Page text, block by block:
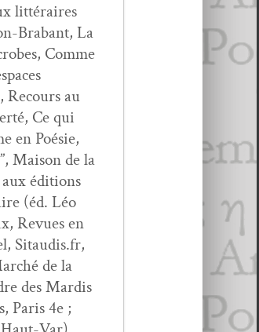
lit­téraires
Bra­bant, La
Comme
Recours au
Ce qui
en Poésie,
Mai­son de la
édi­tions
(éd. Léo
Revues en
Sitaudis.fr,
de la
des Mardis
Paris 4e ;